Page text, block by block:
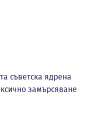
съветска ядрена
замърсяване